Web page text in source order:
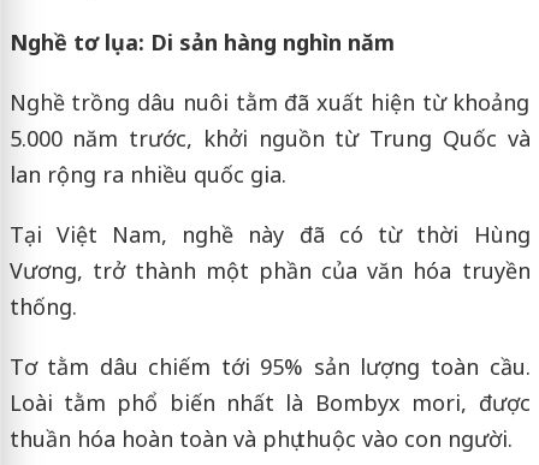
Nghề tơ lụa: Di sản hàng nghìn năm
Nghề trồng dâu nuôi tằm đã xuất hiện từ khoảng
5.000 năm trước, khởi nguồn từ Trung Quốc và
lan rộng ra nhiều quốc gia.
Tại Việt Nam, nghề này đã có từ thời Hùng
Vương, trở thành một phần của văn hóa truyền
thống.
Tơ tằm dâu chiếm tới 95% sản lượng toàn cầu.
Loài tằm phổ biến nhất là Bombyx mori, được
thuần hóa hoàn toàn và phụ thuộc vào con người.